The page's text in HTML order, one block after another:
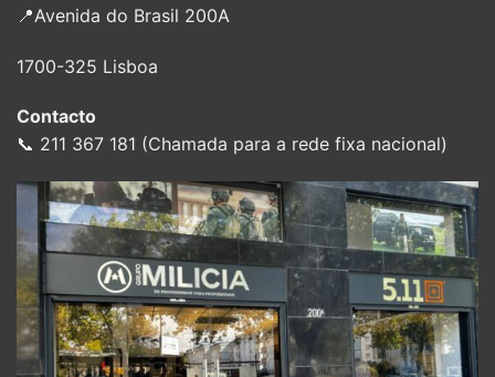
📍Avenida do Brasil 200A
1700-325 Lisboa
Contacto
📞 211 367 181 (Chamada para a rede fixa nacional)